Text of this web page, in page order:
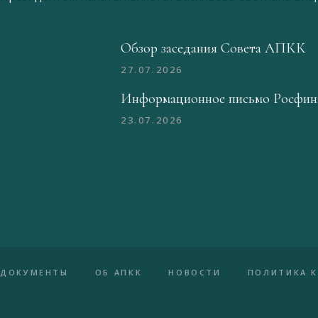
Обзор заседания Совета АПКК
27.07.2026
Информационное письмо
23.07.2026
ДОКУМЕНТЫ ОБ АПКК НОВОСТИ ПОЛИТИКА